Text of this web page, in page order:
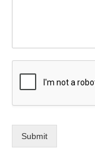
Submit